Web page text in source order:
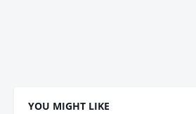
YOU MIGHT LIKE